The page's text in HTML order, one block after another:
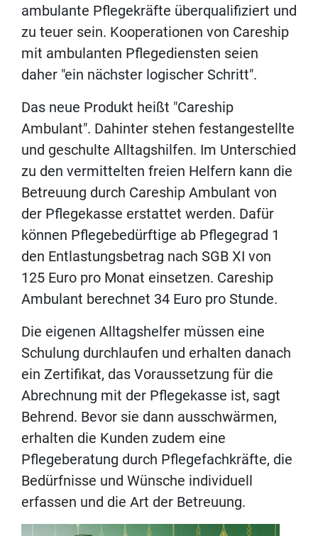
ambulante Pflegekräfte überqualifiziert und
zu teuer sein. Kooperationen von Careship
mit ambulanten Pflegediensten seien
daher "ein nächster logischer Schritt".
Das neue Produkt heißt "Careship
Ambulant". Dahinter stehen festangestellte
und geschulte Alltagshilfen. Im Unterschied
zu den vermittelten freien Helfern kann die
Betreuung durch Careship Ambulant von
der Pflegekasse erstattet werden. Dafür
können Pflegebedürftige ab Pflegegrad 1
den Entlastungsbetrag nach SGB XI von
125 Euro pro Monat einsetzen. Careship
Ambulant berechnet 34 Euro pro Stunde.
Die eigenen Alltagshelfer müssen eine
Schulung durchlaufen und erhalten danach
ein Zertifikat, das Voraussetzung für die
Abrechnung mit der Pflegekasse ist, sagt
Behrend. Bevor sie dann ausschwärmen,
erhalten die Kunden zudem eine
Pflegeberatung durch Pflegefachkräfte, die
Bedürfnisse und Wünsche individuell
erfassen und die Art der Betreuung.